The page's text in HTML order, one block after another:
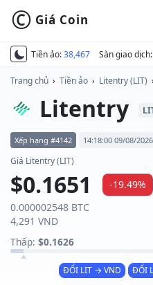
Tiền ảo:38,467 Sàn giao dịch:
© Giá Coin
Trang chủ › Tiền ảo › Litentry (LIT) ›
Litentry
Xếp hạng #4142 14:18:00 09/08/2026
Giá Litentry (LIT)
$0.1651
-19.49%
0.000002548 BTC
4,291 VND
Thấp: $0.1626
ĐỔI LIT → VND ĐỔI